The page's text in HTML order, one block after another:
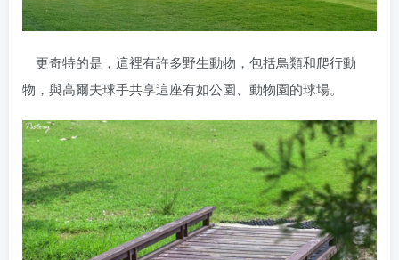
更奇特的是，這裡有許多野生動物，包括鳥類和爬行動
物，與高爾夫球手共享這座有如公園、動物園的球場。